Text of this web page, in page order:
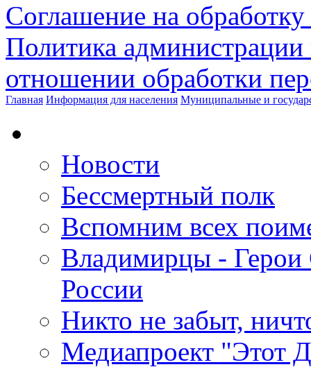
Соглашение на
Политика
отношении обработки
Главная Информация для населения Муниципальные и
Новости
Бессмертный полк
Вспомним всех
Владимирцы - Герои
России
Никто не забыт,
Медиапроект "Этот